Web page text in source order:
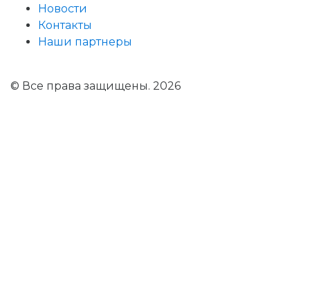
Новости
Контакты
Наши партнеры
© Все права защищены. 2026